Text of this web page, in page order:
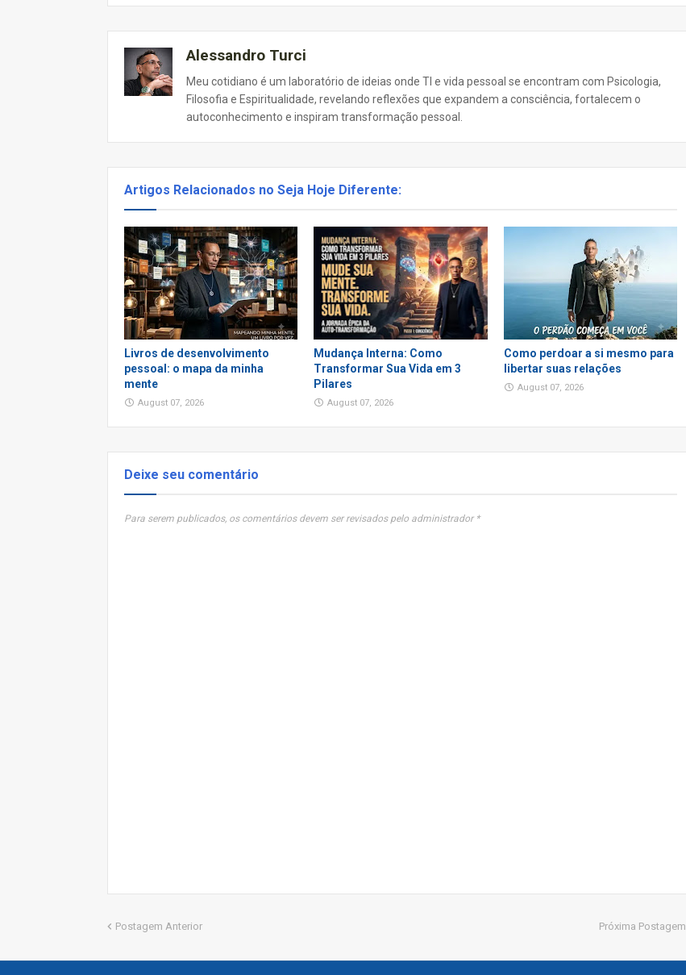
Alessandro Turci
Meu cotidiano é um laboratório de ideias onde TI e vida pessoal se encontram com Psicologia,
Filosofia e Espiritualidade, revelando reflexões que expandem a consciência, fortalecem o
autoconhecimento e inspiram transformação pessoal.
Artigos Relacionados no Seja Hoje Diferente:
Livros de desenvolvimento
pessoal: o mapa da minha
mente
August 07, 2026
Mudança Interna: Como
Transformar Sua Vida em 3
Pilares
August 07, 2026
Como perdoar a si mesmo para
libertar suas relações
August 07, 2026
Deixe seu comentário
Para serem publicados, os comentários devem ser revisados pelo administrador *
Postagem Anterior Próxima Postagem